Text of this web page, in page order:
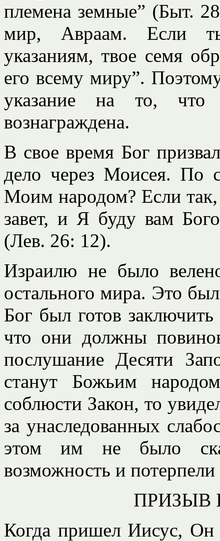
племена земные” (Быт.
мир, Авраам. Если
указаниям, твое семя
его всему миру”.
указание на то, что
вознаграждена.
В свое время Бог
дело через Моисея. По
Моим народом? Если
завет, и Я буду вам
(Лев. 26: 12).
Израилю не было
остального мира. Это
Бог был готов
что они должны
послушание Десяти
станут Божьим
соблюсти Закон, то
за унаследованных
этом им не было
возможность и потерпели
ПРИЗЫВ
Когда пришел Иисус, Он